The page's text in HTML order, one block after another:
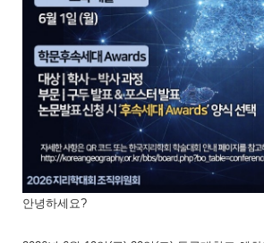
안녕하세요?